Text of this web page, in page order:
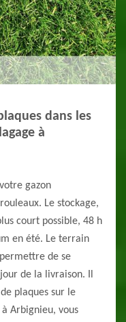
dans les
à
gazon
Le stockage,
court possible, 48 h
en été. Le terrain
de se
de la livraison. Il
plaques sur le
Arbignieu, vous